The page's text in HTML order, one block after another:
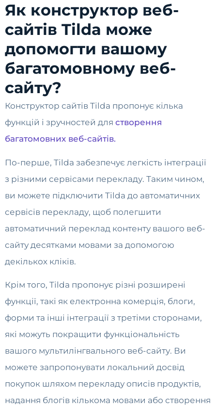
Як конструктор веб-
сайтів Tilda може
допомогти вашому
багатомовному веб-
сайту?
Конструктор сайтів Tilda пропонує кілька
функцій і зручностей для створення
багатомовних веб-сайтів.
По-перше, Tilda забезпечує легкість інтеграції
з різними сервісами перекладу. Таким чином,
ви можете підключити Tilda до автоматичних
сервісів перекладу, щоб полегшити
автоматичний переклад контенту вашого веб-
сайту десятками мовами за допомогою
декількох кліків.
Крім того, Tilda пропонує різні розширені
функції, такі як електронна комерція, блоги,
форми та інші інтеграції з третіми сторонами,
які можуть покращити функціональність
вашого мультилінгвального веб-сайту. Ви
можете запропонувати локальний досвід
покупок шляхом перекладу описів продуктів,
надання блогів кількома мовами або створення